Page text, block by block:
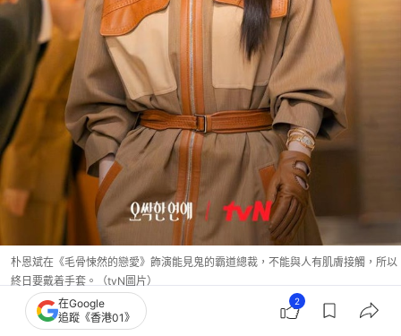
朴恩斌在《毛骨悚然的戀愛》飾演能見鬼的霸道總裁，不能與人有肌膚接觸，所以
終日要戴着手套。（tvN圖片）
在Google
追蹤《香港01》
2